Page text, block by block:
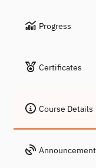
Progress
Certificates
Course Details